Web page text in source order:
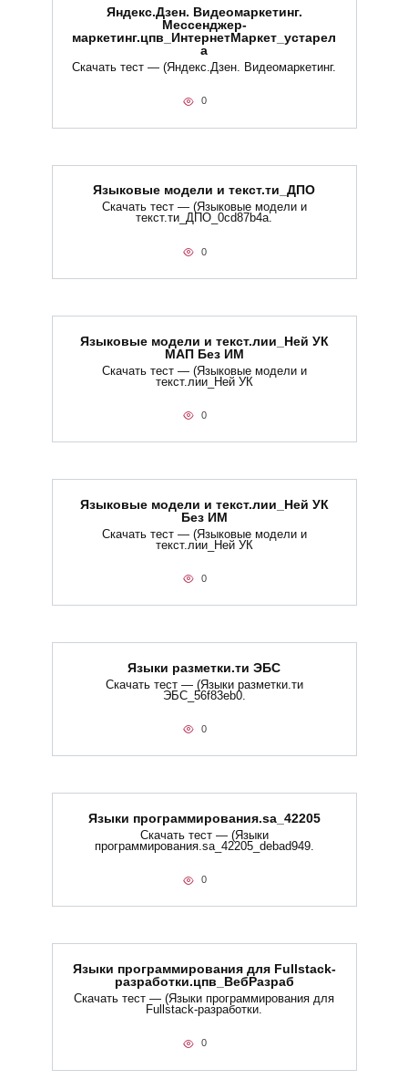
Яндекс.Дзен. Видеомаркетинг.
Мессенджер-
маркетинг.цпв_ИнтернетМаркет_устарел
а
Скачать тест — (Яндекс.Дзен. Видеомаркетинг.
0
Языковые модели и текст.ти_ДПО
Скачать тест — (Языковые модели и
текст.ти_ДПО_0cd87b4a.
0
Языковые модели и текст.лии_Ней УК
МАП Без ИМ
Скачать тест — (Языковые модели и
текст.лии_Ней УК
0
Языковые модели и текст.лии_Ней УК
Без ИМ
Скачать тест — (Языковые модели и
текст.лии_Ней УК
0
Языки разметки.ти​ ЭБС
Скачать тест — (Языки разметки.ти​
ЭБС_56f83eb0.
0
Языки программирования.sa_42205
Скачать тест — (Языки
программирования.sa_42205_debad949.
0
Языки программирования для Fullstack-
разработки.цпв_ВебРазраб
Скачать тест — (Языки программирования для
Fullstack-разработки.
0